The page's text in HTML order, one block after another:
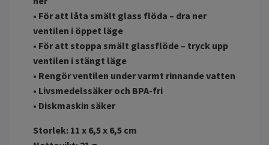
• För att låta smält glass flöda – dra ner
ventilen i öppet läge
• För att stoppa smält glassflöde – tryck upp
ventilen i stängt läge
• Rengör ventilen under varmt rinnande vatten
• Livsmedelssäker och BPA-fri
• Diskmaskin säker
Storlek: 11 x 6,5 x 6,5 cm